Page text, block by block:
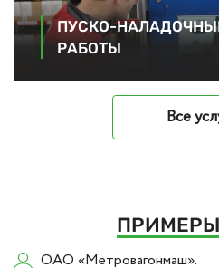
Все
ПУСКО-
РАБОТЫ
ПРИМЕРЫ
ОАО «Метровагонмаш».